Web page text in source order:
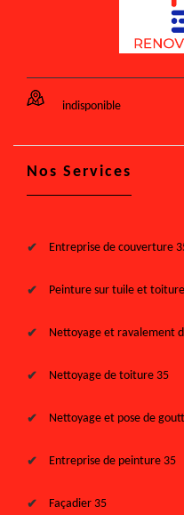
indisponible
Nos Services
Entreprise de couverture
Peinture sur tuile et
Nettoyage et ravalement
Nettoyage de toiture 35
Nettoyage et pose de
Entreprise de peinture 35
Façadier 35